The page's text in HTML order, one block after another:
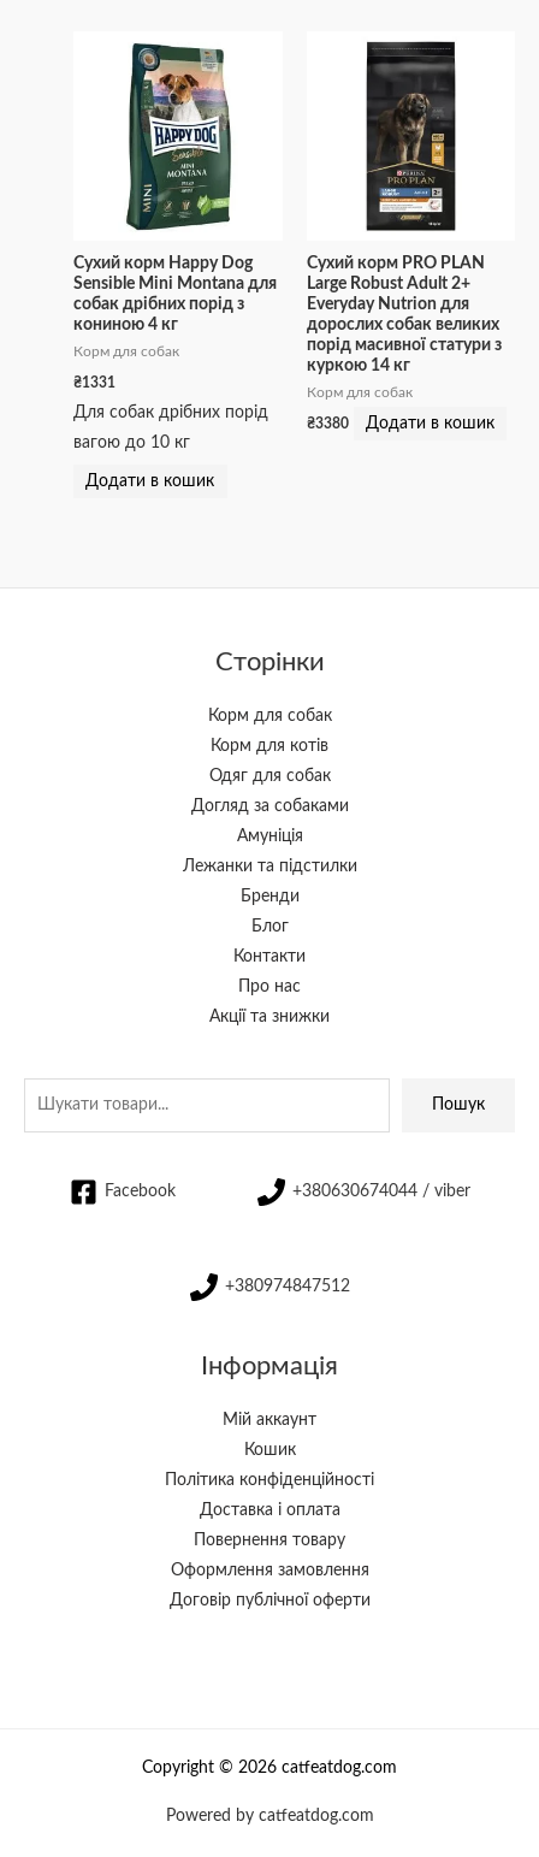
Сухий корм Happy Dog
Sensible Mini Montana для
собак дрібних порід з
кониною 4 кг
Корм для собак
₴1331
Для собак дрібних порід
вагою до 10 кг
Додати в кошик
Сухий корм PRO PLAN
Large Robust Adult 2+
Everyday Nutrion для
дорослих собак великих
порід масивної статури з
куркою 14 кг
Корм для собак
₴3380 Додати в кошик
Сторінки
Корм для собак
Корм для котів
Одяг для собак
Догляд за собаками
Амуніція
Лежанки та підстилки
Бренди
Блог
Контакти
Про нас
Акції та знижки
Пошук
Facebook +380630674044 / viber
+380974847512
Інформація
Мій аккаунт
Кошик
Політика конфіденційності
Доставка і оплата
Повернення товару
Оформлення замовлення
Договір публічної оферти
Copyright © 2026 catfeatdog.com
Powered by catfeatdog.com